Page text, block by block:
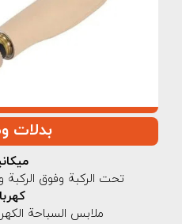
بدلات
تحت الركبة وفوق
ملابس السباحة